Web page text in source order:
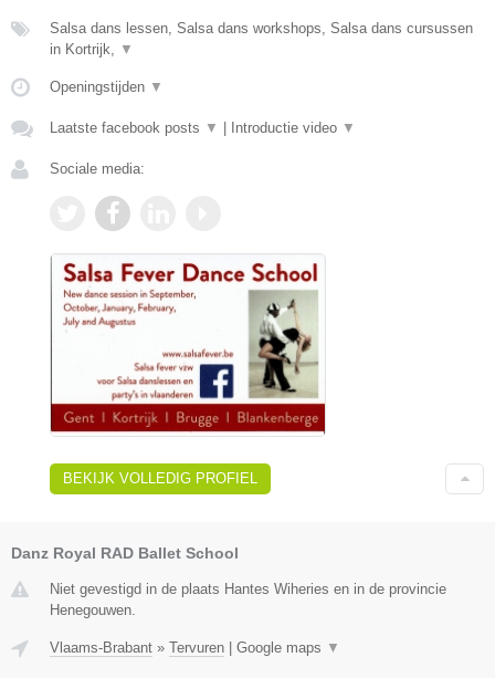
Salsa dans lessen, Salsa dans workshops, Salsa dans cursussen
in Kortrijk, ▼
Openingstijden ▼
Laatste facebook posts ▼ Introductie video ▼
Sociale media:
BEKIJK VOLLEDIG PROFIEL
Danz Royal RAD Ballet School
Niet gevestigd in de plaats Hantes Wiheries en in de provincie
Henegouwen.
Vlaams-Brabant » Tervuren | Google maps ▼